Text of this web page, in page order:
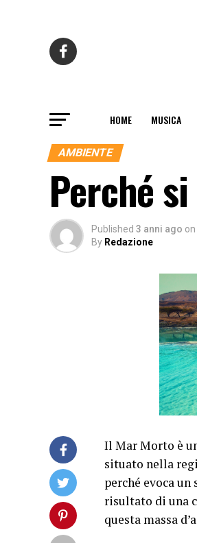
HOME MUSICA
AMBIENTE
Perché
Published 3 anni ago on
By Redazione
Il Mar Morto è
situato nella
perché evoca
risultato di una
questa massa